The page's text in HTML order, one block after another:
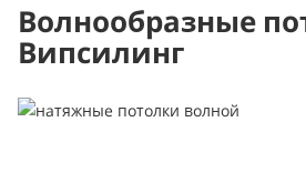
Волнообразные
Випсилинг